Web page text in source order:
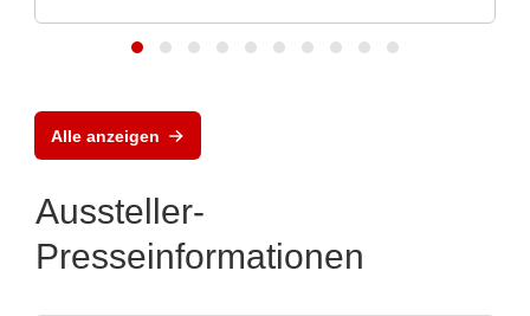
Alle anzeigen
Aussteller-
Presseinformationen